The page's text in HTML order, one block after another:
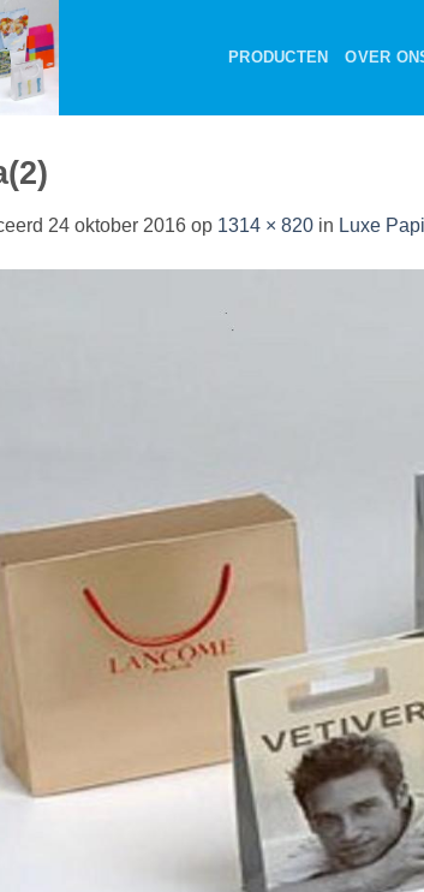
PRODUCTEN OVER
24 oktober 2016 op 1314 × 820 in Luxe